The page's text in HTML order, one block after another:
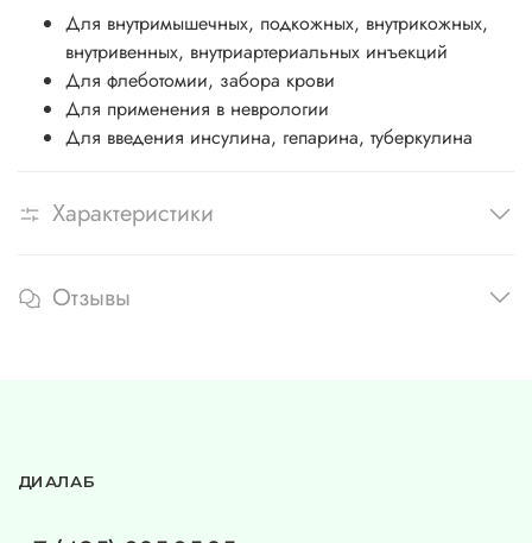
Для внутримышечных, подкожных, внутрикожных,
внутривенных, внутриартериальных инъекций
Для флеботомии, забора крови
Для применения в неврологии
Для введения инсулина, гепарина, туберкулина
Характеристики
Отзывы
ДИАЛАБ